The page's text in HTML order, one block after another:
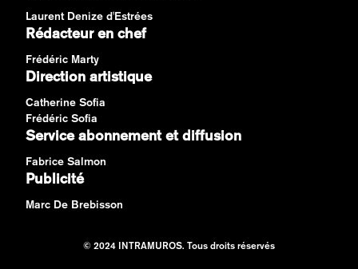
Laurent Denize d'Estrées
Rédacteur en chef
Frédéric Marty
Direction artistique
Catherine Sofia
Frédéric Sofia
Service abonnement et diffusion
Fabrice Salmon
Publicité
Marc De Brebisson
© 2024 INTRAMUROS. Tous droits réservés